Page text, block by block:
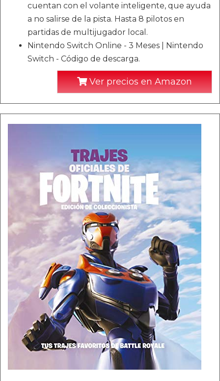
cuentan con el volante inteligente, que ayuda
a no salirse de la pista. Hasta 8 pilotos en
partidas de multijugador local.
Nintendo Switch Online - 3 Meses | Nintendo
Switch - Código de descarga.
Ver precios en Amazon